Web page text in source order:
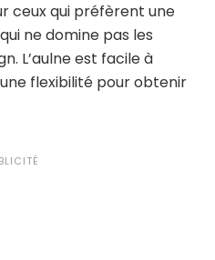
ceux qui préfèrent une
ne domine pas les
L’aulne est facile à
flexibilité pour obtenir